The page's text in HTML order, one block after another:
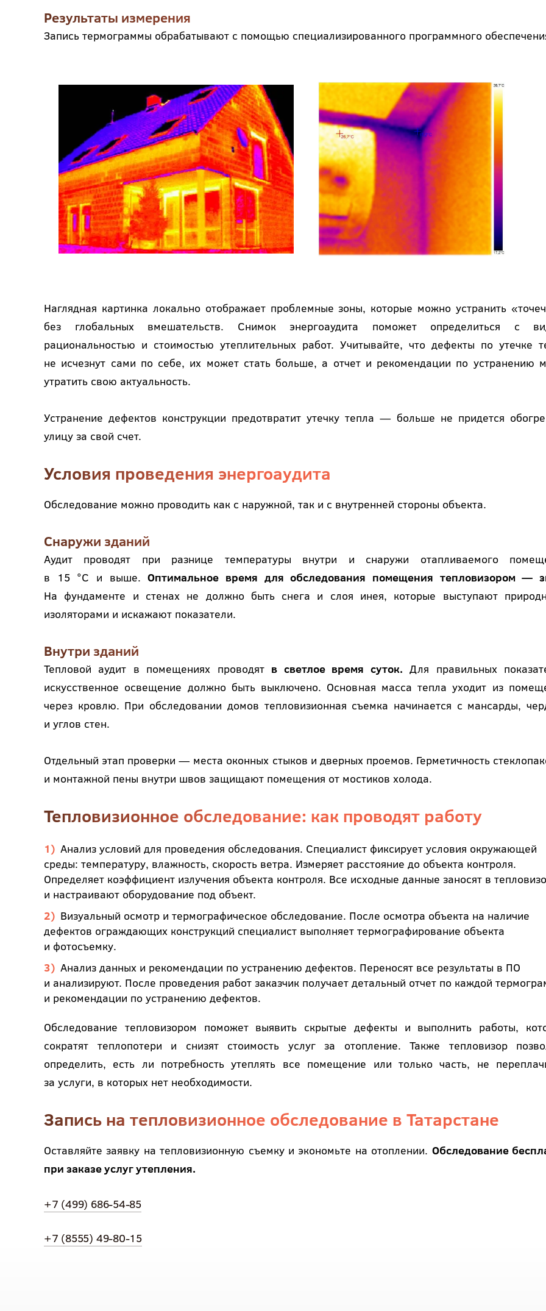
Результаты измерения
Запись термограммы обрабатывают с помощью специализированного программного
Наглядная картинка локально отображает проблемные зоны, которые можно устранить
без глобальных вмешательств. Снимок энергоаудита поможет определиться с
рациональностью и стоимостью утеплительных работ. Учитывайте, что дефекты по утечке
не исчезнут сами по себе, их может стать больше, а отчет и рекомендации по устранению
утратить свою актуальность.
Устранение дефектов конструкции предотвратит утечку тепла — больше не придется
улицу за свой счет.
Условия проведения энергоаудита
Обследование можно проводить как с наружной, так и с внутренней стороны объекта.
Снаружи зданий
Аудит проводят при разнице температуры внутри и снаружи отапливаемого
в 15 °С и выше.Оптимальное время для обследования помещения тепловизором —
На фундаменте и стенах не должно быть снега и слоя инея, которые выступают
изоляторами и искажают показатели.
Внутри зданий
Тепловой аудит в помещениях проводят в светлое время суток. Для правильных
искусственное освещение должно быть выключено. Основная масса тепла уходит из
через кровлю. При обследовании домов тепловизионная съемка начинается с мансарды,
и углов стен.
Отдельный этап проверки — места оконных стыков и дверных проемов. Герметичность
и монтажной пены внутри швов защищают помещения от мостиков холода.
Тепловизионное обследование: как проводят работу
Анализ условий для проведения обследования. Специалист фиксирует условия окружающей
среды: температуру, влажность, скорость ветра. Измеряет расстояние до объекта контроля.
Определяет коэффициент излучения объекта контроля. Все исходные данные заносят в
и настраивают оборудование под объект.
Визуальный осмотр и термографическое обследование. После осмотра объекта на наличие
дефектов ограждающих конструкций специалист выполняет термографирование объекта
и фотосъемку.
Анализ данных и рекомендации по устранению дефектов. Переносят все результаты в ПО
и анализируют. После проведения работ заказчик получает детальный отчет по каждой
и рекомендации по устранению дефектов.
Обследование тепловизором поможет выявить скрытые дефекты и выполнить работы,
сократят теплопотери и снизят стоимость услуг за отопление. Также тепловизор
определить, есть ли потребность утеплять все помещение или только часть, не
за услуги, в которых нет необходимости.
Запись на тепловизионное обследование в Татарстане
Оставляйте заявку на тепловизионную съемку и экономьте на отоплении. Обследование
при заказе услуг утепления.
+7 (499) 686-54-85
+7 (8555) 49-80-15